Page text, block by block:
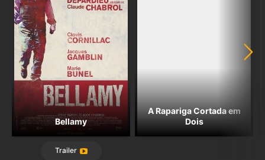
Bellamy
Trailer
A Rapariga Cortada em
Dois